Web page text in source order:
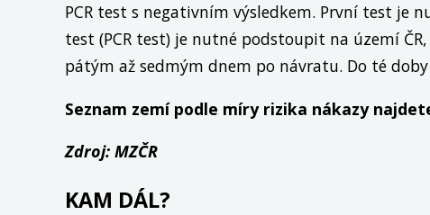
PCR test s negativním výsledkem. První test je
test (PCR test) je nutné podstoupit na území
pátým až sedmým dnem po návratu. Do té
Seznam zemí podle míry rizika nákazy
Zdroj: MZČR
KAM DÁL?